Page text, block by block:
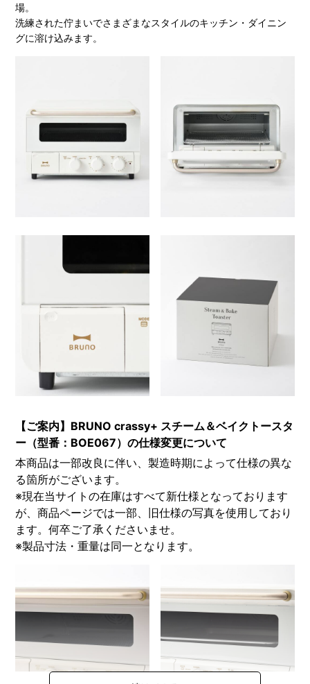
場。
洗練された佇まいでさまざまなスタイルのキッチン・ダイニン
グに溶け込みます。
【ご案内】BRUNO crassy+ スチーム＆ベイクトースタ
ー（型番：BOE067）の仕様変更について
本商品は一部改良に伴い、製造時期によって仕様の異な
る箇所がございます。
※現在当サイトの在庫はすべて新仕様となっております
が、商品ページでは一部、旧仕様の写真を使用しており
ます。何卒ご了承くださいませ。
※製品寸法・重量は同一となります。